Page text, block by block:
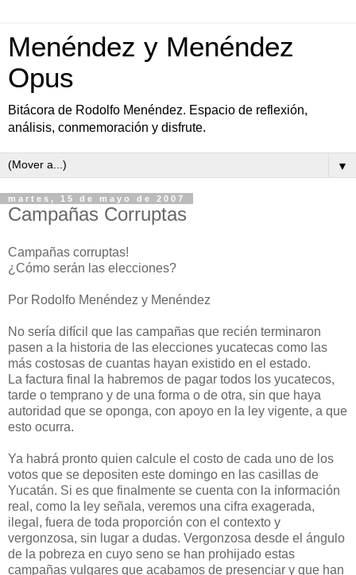
Menéndez y Menéndez
Opus
Bitácora de Rodolfo Menéndez. Espacio de reflexión,
análisis, conmemoración y disfrute.
▼
martes, 15 de mayo de 2007
Campañas Corruptas
Campañas corruptas!
¿Cómo serán las elecciones?
Por Rodolfo Menéndez y Menéndez
No sería difícil que las campañas que recién terminaron
pasen a la historia de las elecciones yucatecas como las
más costosas de cuantas hayan existido en el estado.
La factura final la habremos de pagar todos los yucatecos,
tarde o temprano y de una forma o de otra, sin que haya
autoridad que se oponga, con apoyo en la ley vigente, a que
esto ocurra.
Ya habrá pronto quien calcule el costo de cada uno de los
votos que se depositen este domingo en las casillas de
Yucatán. Si es que finalmente se cuenta con la información
real, como la ley señala, veremos una cifra exagerada,
ilegal, fuera de toda proporción con el contexto y
vergonzosa, sin lugar a dudas. Vergonzosa desde el ángulo
de la pobreza en cuyo seno se han prohijado estas
campañas vulgares que acabamos de presenciar y que han